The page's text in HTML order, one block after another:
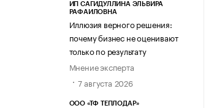
ИП САГИДУЛЛИНА ЭЛЬВИРА
РАФАИЛОВНА
Иллюзия верного решения:
почему бизнес не оценивают
только по результату
Мнение эксперта
7 августа 2026
ООО «ТФ ТЕПЛОДАР»